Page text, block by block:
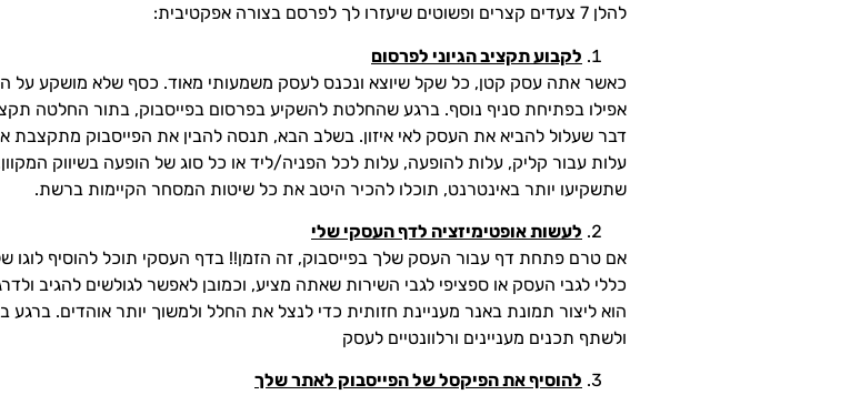
להלן 7 צעדים קצרים ופשוטים שיעזרו לך לפרסם בצורה אפקטיבית:
לקבוע תקציב הגיוני לפרסום
כאשר אתה עסק קטן, כל שקל שיוצא ונכנס לעסק משמעותי מאוד. כסף שלא מושקע על
אפילו בפתיחת סניף נוסף. ברגע שהחלטת להשקיע בפרסום בפייסבוק, בתור החלטה
דבר שעלול להביא את העסק לאי איזון. בשלב הבא, תנסה להבין את הפייסבוק מתקצבת
עלות עבור קליק, עלות להופעה, עלות לכל הפניה/ליד או כל סוג של הופעה בשיווק
שתשקיעו יותר באינטרנט, תוכלו להכיר היטב את כל שיטות המסחר הקיימות ברשת.
לעשות אופטימיזציה לדף העסקי שלי
אם טרם פתחת דף עבור העסק שלך בפייסבוק, זה הזמן!! בדף העסקי תוכל להוסיף לוגו
כללי לגבי העסק או ספציפי לגבי השירות שאתה מציע, וכמובן לאפשר לגולשים להגיב
הוא ליצור תמונת באנר מעניינת חזותית כדי לנצל את החלל ולמשוך יותר אוהדים.
ולשתף תכנים מעניינים ורלוונטיים לעסק
להוסיף את הפיקסל של הפייסבוק לאתר שלך